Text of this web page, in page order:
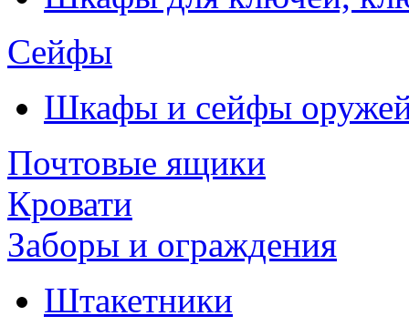
Сейфы
Шкафы и сейфы
Почтовые ящики
Кровати
Заборы и ограждения
Штакетники